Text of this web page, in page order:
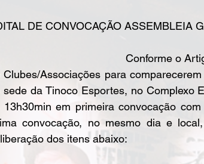
DE CONVOCAÇÃO ASSEMBLEIA
Clubes/Associações para
sede da Tinoco Esportes, no Complexo
13h30min em primeira convocação
convocação, no mesmo dia e
dos itens abaixo: